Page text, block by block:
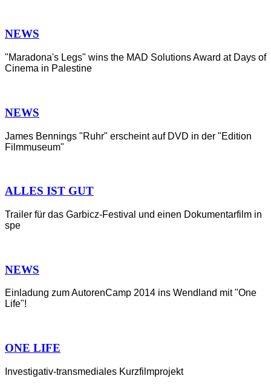
NEWS
"Maradona's Legs" wins the MAD Solutions Award at Days of
Cinema in Palestine
NEWS
James Bennings "Ruhr" erscheint auf DVD in der "Edition
Filmmuseum"
ALLES IST GUT
Trailer für das Garbicz-Festival und einen Dokumentarfilm in
spe
NEWS
Einladung zum AutorenCamp 2014 ins Wendland mit "One
Life"!
ONE LIFE
Investigativ-transmediales Kurzfilmprojekt